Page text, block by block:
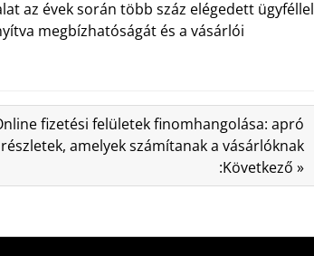
az évek során több száz elégedett ügyféllel
megbízhatóságát és a vásárlói
fizetési felületek finomhangolása: apró
részletek, amelyek számítanak a vásárlóknak
:Következő »